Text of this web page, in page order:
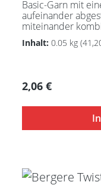
Basic-Garn mit
aufeinander
miteinander
bei 30°C - sehr
nicht schleudern)
Inhalt: 0.05 kg
Regulärer Preis:
2,06 €